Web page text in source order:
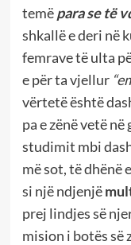
temëpara se të
shkallë e deri në
femrave të ulta
e për ta vjellur
vërtetë është
pa e zënë vetë
studimit mbi
më sot, të dhënë
si një ndjenjë
prej lindjes së
mision i botës së